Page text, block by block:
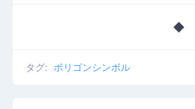
⯁
タグ: ポリゴンシンボル